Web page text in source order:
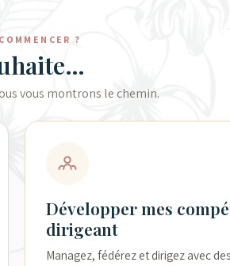
?
vous montrons le chemin.
Développer mes
dirigeant
Managez, fédérez et dirigez avec